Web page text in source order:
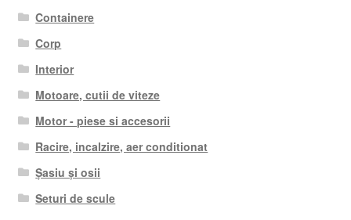
Containere
Corp
Interior
Motoare, cutii de viteze
Motor - piese si accesorii
Racire, incalzire, aer conditionat
Șasiu și osii
Seturi de scule